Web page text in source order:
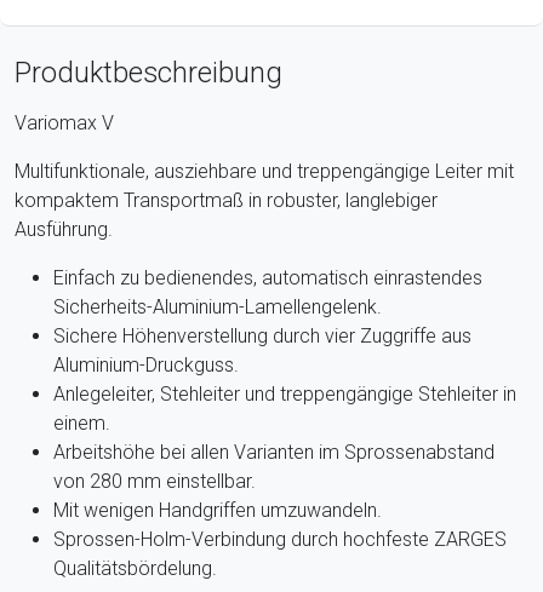
Produktbeschreibung
Variomax V
Multifunktionale, ausziehbare und treppengängige Leiter mit
kompaktem Transportmaß in robuster, langlebiger
Ausführung.
Einfach zu bedienendes, automatisch einrastendes
Sicherheits-Aluminium-Lamellengelenk.
Sichere Höhenverstellung durch vier Zuggriffe aus
Aluminium-Druckguss.
Anlegeleiter, Stehleiter und treppengängige Stehleiter in
einem.
Arbeitshöhe bei allen Varianten im Sprossenabstand
von 280 mm einstellbar.
Mit wenigen Handgriffen umzuwandeln.
Sprossen-Holm-Verbindung durch hochfeste ZARGES
Qualitätsbördelung.